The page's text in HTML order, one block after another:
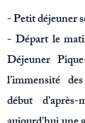
- Petit déjeuner
- Départ le
Déjeuner
l’immensité
début